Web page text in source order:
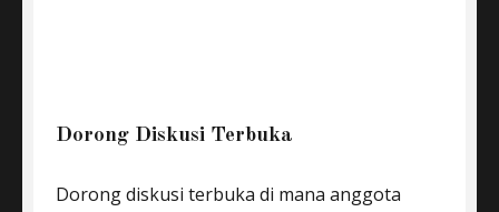
Dorong Diskusi Terbuka
Dorong diskusi terbuka di mana anggota